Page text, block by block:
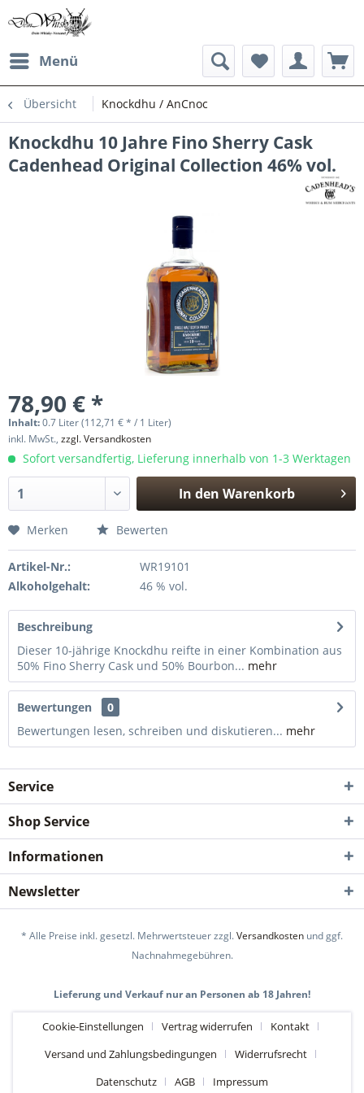
Menü
Übersicht Knockdhu / AnCnoc
Knockdhu 10 Jahre Fino Sherry Cask
Cadenhead Original Collection 46% vol.
78,90 € *
Inhalt:0.7 Liter (112,71 € * / 1 Liter)
inkl. MwSt., zzgl. Versandkosten
Sofort versandfertig, Lieferung innerhalb von 1-3 Werktagen
In den Warenkorb
Merken Bewerten
Artikel-Nr.:
WR19101
Alkoholgehalt:
46 % vol.
Beschreibung
Dieser 10-jährige Knockdhu reifte in einer Kombination aus
50% Fino Sherry Cask und 50% Bourbon... mehr
Bewertungen
0
Bewertungen lesen, schreiben und diskutieren... mehr
Service
Shop Service
Informationen
Newsletter
* Alle Preise inkl. gesetzl. Mehrwertsteuer zzgl.Versandkosten und ggf.
Nachnahmegebühren.
Lieferung und Verkauf nur an Personen ab 18 Jahren!
Cookie-Einstellungen Vertrag widerrufen
Kontakt
Versand und Zahlungsbedingungen
Widerrufsrecht
Datenschutz
AGB Impressum